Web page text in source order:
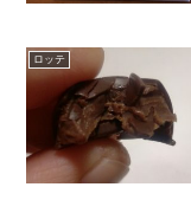
ロッテ